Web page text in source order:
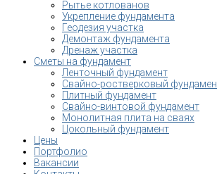
Рытье котлованов
Укрепление фундамента
Геодезия участка
Демонтаж фундамента
Дренаж участка
Сметы на фундамент
Ленточный фундамент
Свайно-ростверковый
Плитный фундамент
Свайно-винтовой фундамент
Монолитная плита на сваях
Цокольный фундамент
Цены
Портфолио
Вакансии